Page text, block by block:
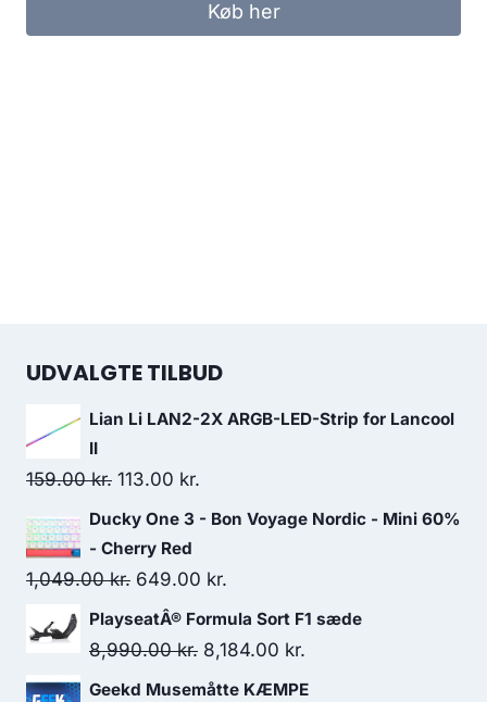
Køb her
UDVALGTE TILBUD
Lian Li LAN2-2X ARGB-LED-Strip for Lancool
II
159.00kr. Original
price
was:
159.00 kr..
113.00 kr.
price
113.00 kr..
Ducky One 3 - Bon Voyage Nordic - Mini 60%
- Cherry Red
1,049.00kr. Original
price
was:
1,049.00 kr..
649.00 kr.
price
is:
PlayseatÂ® Formula Sort F1 sæde
8,990.00kr. Original
price
8,184.00 kr.
price
Geekd Musemåtte KÆMPE